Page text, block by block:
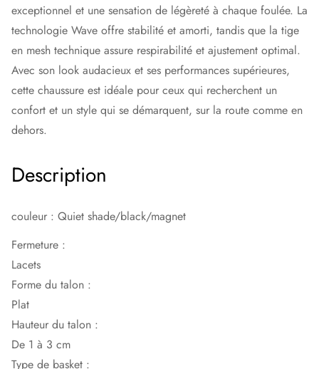
exceptionnel et une sensation de légèreté à chaque foulée. La
technologie Wave offre stabilité et amorti, tandis que la tige
en mesh technique assure respirabilité et ajustement optimal.
Avec son look audacieux et ses performances supérieures,
cette chaussure est idéale pour ceux qui recherchent un
confort et un style qui se démarquent, sur la route comme en
dehors.
Description
couleur : Quiet shade/black/magnet
Fermeture :
Lacets
Forme du talon :
Plat
Hauteur du talon :
De 1 à 3 cm
Type de basket :